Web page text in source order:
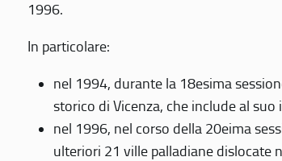
1996.
In particolare:
nel 1994, durante la 18esima
storico di Vicenza, che include al
nel 1996, nel corso della 20eima
ulteriori 21 ville palladiane dislocate